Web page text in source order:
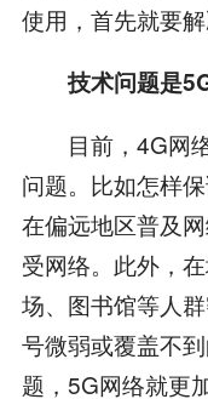
使用，首先就要解
技术问题是
目前，4G网络
问题。比如怎样
在偏远地区普及
受网络。此外，
场、图书馆等人
号微弱或覆盖不
题，5G网络就更